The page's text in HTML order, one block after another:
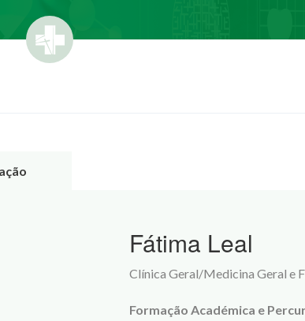
Fátima Leal
Clínica Geral/Medicina Geral e
Formação Académica e